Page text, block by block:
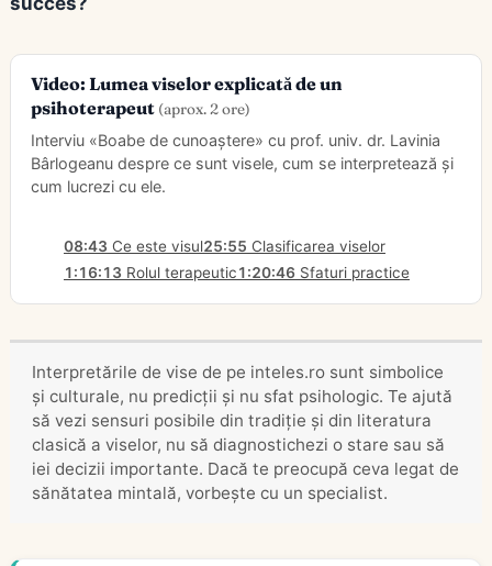
Video: Lumea viselor explicată de un
psihoterapeut (aprox. 2 ore)
Interviu «Boabe de cunoaștere» cu prof. univ. dr. Lavinia
Bârlogeanu despre ce sunt visele, cum se interpretează și
cum lucrezi cu ele.
08:43 Ce este visul25:55 Clasificarea viselor
1:16:13 Rolul terapeutic1:20:46Sfaturi practice
Interpretările de vise de pe inteles.ro sunt simbolice
și culturale, nu predicții și nu sfat psihologic. Te ajută
să vezi sensuri posibile din tradiție și din literatura
clasică a viselor, nu să diagnostichezi o stare sau să
iei decizii importante. Dacă te preocupă ceva legat de
sănătatea mintală, vorbește cu un specialist.